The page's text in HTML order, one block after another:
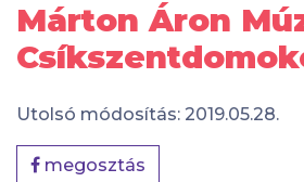
Márton Áron
Utolsó módosítás: 2019.05.28.
megosztás